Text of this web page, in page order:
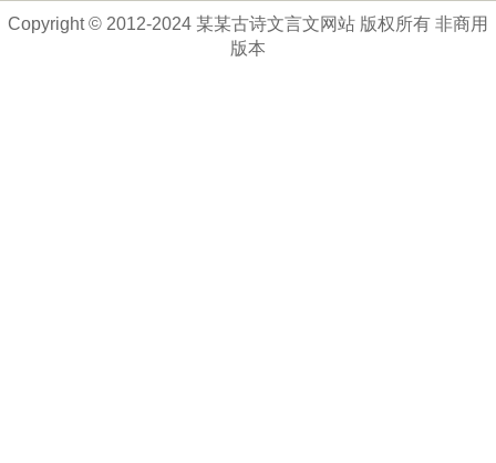
Copyright © 2012-2024 某某古诗文言文网站 版权所有 非商用
版本